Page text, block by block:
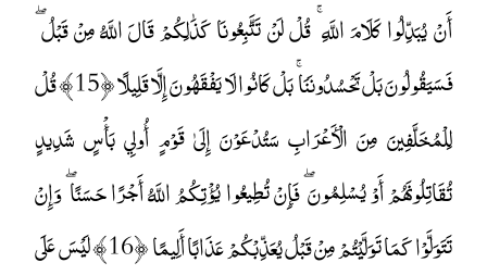
أَنْ يُبَدِّلُوا كَلَامَ اللَّهِ ۚ قُلْ لَنْ تَتَّبِعُونَا كَذَٰلِكُمْ قَالَ اللَّهُ مِنْ قَبْلُ ۖ
فَسَيَقُولُونَ بَلْ تَحْسُدُونَنَا ۚ بَلْ كَانُوا لَا يَفْقَهُونَ إِلَّا قَلِيلًا ﴿15﴾ قُلْ
لِلْمُخَلَّفِينَ مِنَ الْأَعْرَابِ سَتُدْعَوْنَ إِلَىٰ قَوْمٍ أُولِي بَأْسٍ شَدِيدٍ
تُقَاتِلُونَهُمْ أَوْ يُسْلِمُونَ ۖ فَإِنْ تُطِيعُوا يُؤْتِكُمُ اللَّهُ أَجْرًا حَسَنًا ۖ وَإِنْ
تَتَوَلَّوْا كَمَا تَوَلَّيْتُمْ مِنْ قَبْلُ يُعَذِّبْكُمْ عَذَابًا أَلِيمًا ﴿16﴾ لَيْسَ عَلَى